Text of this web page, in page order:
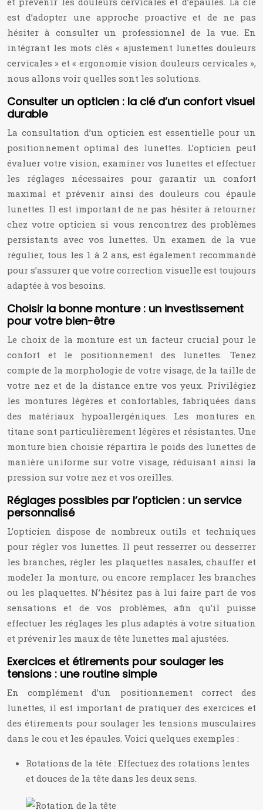
est d’adopter une approche proactive et de ne pas
hésiter à consulter un professionnel de la vue. En
intégrant les mots clés « ajustement lunettes douleurs
cervicales » et « ergonomie vision douleurs cervicales »,
nous allons voir quelles sont les solutions.
Consulter un opticien : la clé d’un confort visuel
durable
La consultation d’un opticien est essentielle pour un
positionnement optimal des lunettes. L’opticien peut
évaluer votre vision, examiner vos lunettes et effectuer
les réglages nécessaires pour garantir un confort
maximal et prévenir ainsi des douleurs cou épaule
lunettes. Il est important de ne pas hésiter à retourner
chez votre opticien si vous rencontrez des problèmes
persistants avec vos lunettes. Un examen de la vue
régulier, tous les 1 à 2 ans, est également recommandé
pour s’assurer que votre correction visuelle est toujours
adaptée à vos besoins.
Choisir la bonne monture : un investissement
pour votre bien-être
Le choix de la monture est un facteur crucial pour le
confort et le positionnement des lunettes. Tenez
compte de la morphologie de votre visage, de la taille de
votre nez et de la distance entre vos yeux. Privilégiez
les montures légères et confortables, fabriquées dans
des matériaux hypoallergéniques. Les montures en
titane sont particulièrement légères et résistantes. Une
monture bien choisie répartira le poids des lunettes de
manière uniforme sur votre visage, réduisant ainsi la
pression sur votre nez et vos oreilles.
Réglages possibles par l’opticien : un service
personnalisé
L’opticien dispose de nombreux outils et techniques
pour régler vos lunettes. Il peut resserrer ou desserrer
les branches, régler les plaquettes nasales, chauffer et
modeler la monture, ou encore remplacer les branches
ou les plaquettes. N’hésitez pas à lui faire part de vos
sensations et de vos problèmes, afin qu’il puisse
effectuer les réglages les plus adaptés à votre situation
et prévenir les maux de tête lunettes mal ajustées.
Exercices et étirements pour soulager les
tensions : une routine simple
En complément d’un positionnement correct des
lunettes, il est important de pratiquer des exercices et
des étirements pour soulager les tensions musculaires
dans le cou et les épaules. Voici quelques exemples :
Rotations de la tête : Effectuez des rotations lentes
et douces de la tête dans les deux sens.